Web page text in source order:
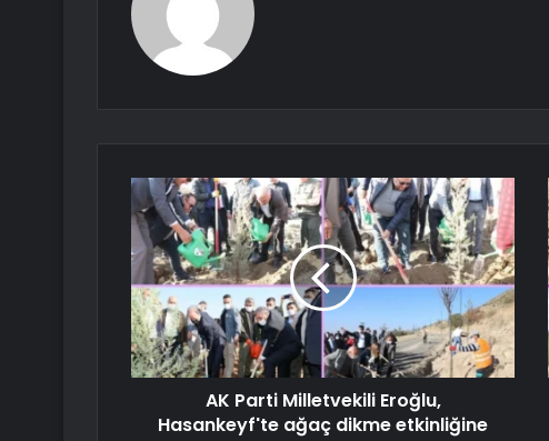
AK Parti Milletvekili Eroğlu,
Hasankeyf'te ağaç dikme etkinliğine